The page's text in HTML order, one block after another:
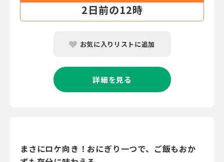
2日前の12時
お気に入りリストに追加
詳細を見る
まさにロケ向き！おにぎり一つで、ご飯もおか